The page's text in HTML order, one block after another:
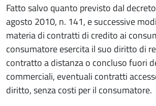
Fatto salvo quanto previsto dal
agosto 2010, n. 141, e successive
materia di contratti di credito ai
consumatore esercita il suo diritto di
contratto a distanza o concluso fuori
commerciali, eventuali contratti
diritto, senza costi per il consumatore.